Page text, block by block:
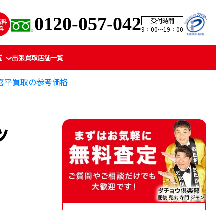
0120-057-042
受付時間
9：00〜19：00
出張買取店舗一覧
平買取の参考価格